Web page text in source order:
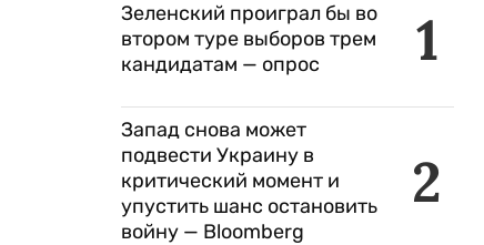
1
Зеленский проиграл бы во
втором туре выборов трем
кандидатам — опрос
2
Запад снова может
подвести Украину в
критический момент и
упустить шанс остановить
войну — Bloomberg